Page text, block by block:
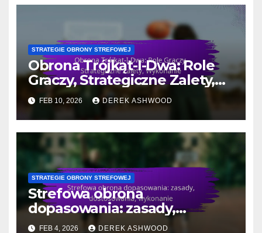
STRATEGIE OBRONY STREFOWEJ
Obrona Trójkąt-I-Dwa: Role
Graczy, Strategiczne Zalety,
Wykonanie
FEB 10, 2026 DEREK ASHWOOD
STRATEGIE OBRONY STREFOWEJ
Strefowa obrona
dopasowania: zasady,
dostosowania, wykonanie
FEB 4, 2026 DEREK ASHWOOD